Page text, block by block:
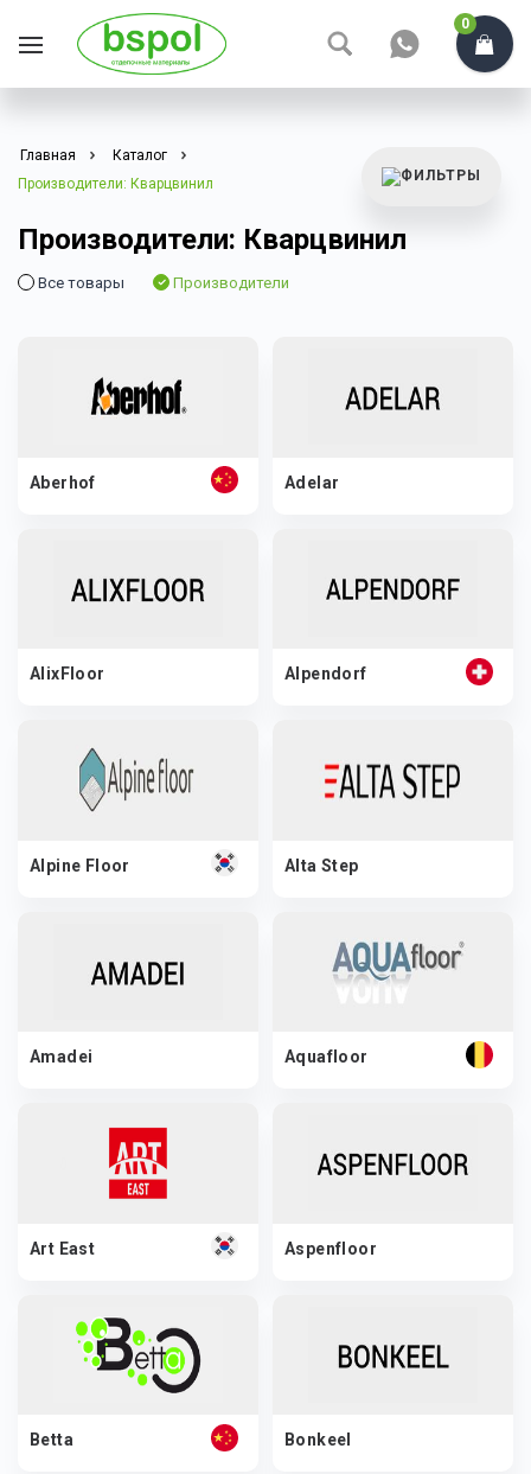
0
Главная
Каталог
Производители: Кварцвинил
Производители: Кварцвинил
Все товары Производители
Aberhof Adelar
AlixFloor Alpendorf
Alpine Floor Alta Step
Amadei Aquafloor
Art East Aspenfloor
Betta Bonkeel